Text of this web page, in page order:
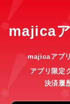
majica
majicaアプ
アプリ限定
決済履